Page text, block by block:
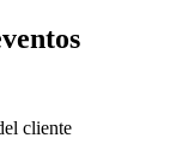
cliente